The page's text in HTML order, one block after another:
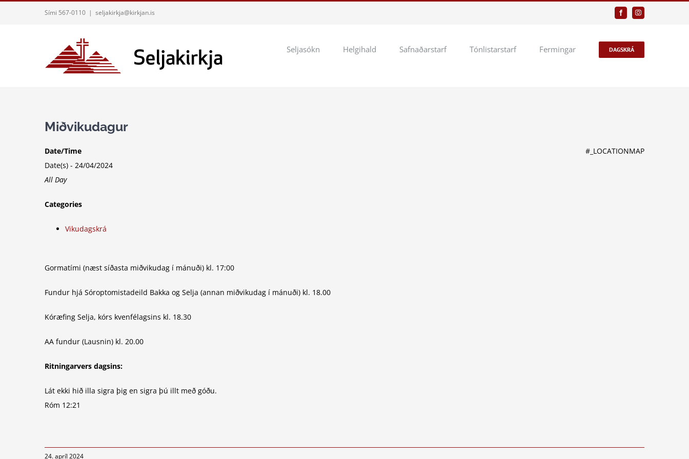
Sími 567-0110 | seljakirkja@kirkjan.is FacebookInstagram
Seljasókn Helgihald Safnaðarstarf Tónlistarstarf Fermingar DAGSKRÁ
Miðvikudagur
#_LOCATIONMAP
Date/Time
Date(s) - 24/04/2024
All Day
Categories
Vikudagskrá
Gormatími (næst síðasta miðvikudag í mánuði) kl. 17:00
Fundur hjá Sóroptomistadeild Bakka og Selja (annan miðvikudag í mánuði) kl. 18.00
Kóræfing Selja, kórs kvenfélagsins kl. 18.30
AA fundur (Lausnin) kl. 20.00
Ritningarvers dagsins:
Lát ekki hið illa sigra þig en sigra þú illt með góðu.
Róm 12:21
24. apríl 2024